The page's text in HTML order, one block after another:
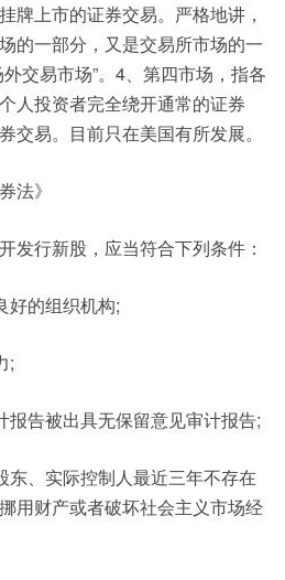
牌上市的证券交易。严格地讲，
的一部分，又是交易所市场的一
交易市场”。4、第四市场，指各
人投资者完全绕开通常的证券
交易。目前只在美国有所发展。
法》
发行新股，应当符合下列条件：
好的组织机构;
;
报告被出具无保留意见审计报告;
东、实际控制人最近三年不存在
用财产或者破坏社会主义市场经